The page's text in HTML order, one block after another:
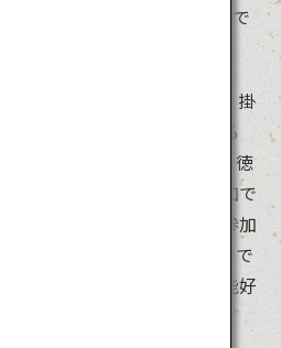
続く地域の盆踊りがベースで
有名連の一糸乱れぬ踊りと、掛
が一度に踊る総踊りが始まる
す。見るだけではないのが、徳
。観光客も飛び入りで参加で
盛り上がる乱舞に、誰でも参加
ホールで行われる舞台踊りで
を堪能することも。伝統芸能好
、みんな大集合！